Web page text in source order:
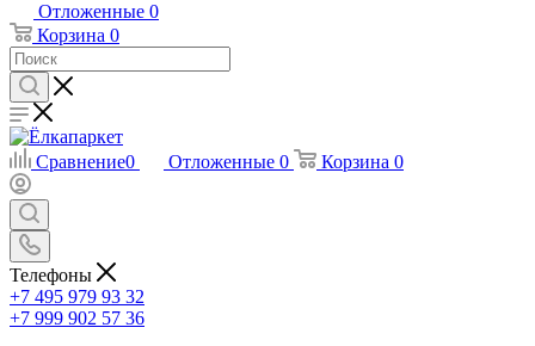
Отложенные 0
Корзина 0
Сравнение0 Отложенные 0 Корзина 0
Телефоны
+7 495 979 93 32
+7 999 902 57 36